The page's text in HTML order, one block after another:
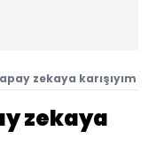
zekaya karışıyım
zekaya